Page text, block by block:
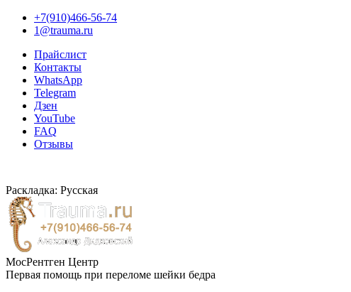
+7(910)466-56-74
1@trauma.ru
Прайслист
Контакты
WhatsApp
Telegram
Дзен
YouTube
FAQ
Отзывы
Раскладка: Русская
МосРентген Центр
Первая помощь при переломе шейки бедра